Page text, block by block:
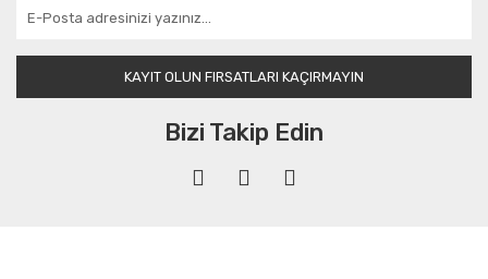
KAYIT OLUN FIRSATLARI KAÇIRMAYIN
Bizi Takip Edin